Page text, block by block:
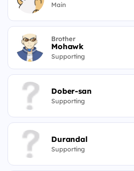
Main
Brother
Mohawk
Supporting
Dober-san
Supporting
Durandal
Supporting